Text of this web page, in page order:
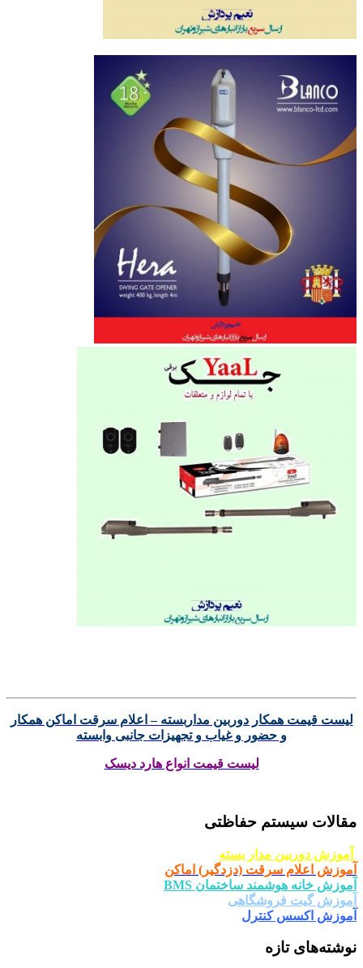
لیست قیمت همکار دوربین مداربسته – اعلام سرقت اماکن همکار
و حضور و غیاب و تجهیزات جانبی وابسته
لیست قیمت انواع هارد دیسک
مقالات سیستم حفاظتی
آموزش دوربین مدار بسته
آموزش اعلام سرقت (دزدگیر) اماکن
آموزش خانه هوشمند ساختمان BMS
آموزش گیت فروشگاهی
آموزش اکسس کنترل
نوشته‌های تازه